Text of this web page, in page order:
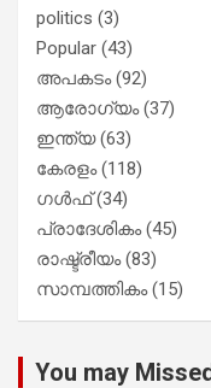
politics (3)
Popular (43)
അപകടം(92)
ആരോഗ്യം(37)
ഇന്ത്യ(63)
കേരളം(118)
ഗൾഫ്(34)
പ്രാദേശികം(45)
രാഷ്ട്രീയം(83)
സാമ്പത്തികം(15)
You may